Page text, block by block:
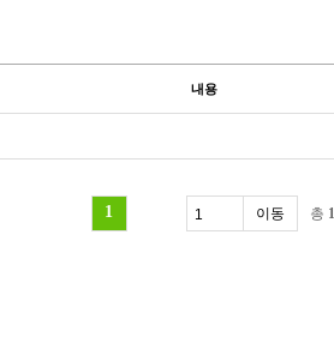
내용
1 총 1